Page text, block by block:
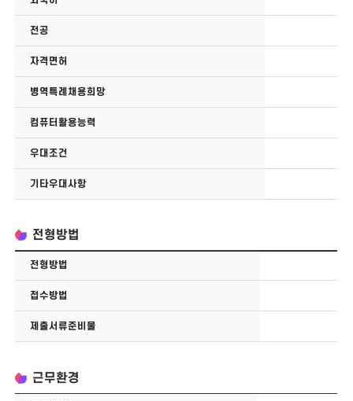
전공
자격면허
병역특례채용희망
컴퓨터활용능력
우대조건
기타우대사항
전형방법
전형방법
접수방법
제출서류준비물
근무환경